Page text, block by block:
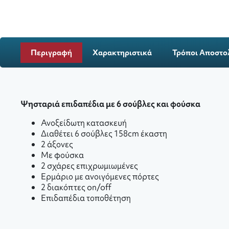
Περιγραφή Χαρακτηριστικά Τρόποι
Ψησταριά επιδαπέδια με 6 σούβλες και φούσκα
Ανοξείδωτη κατασκευή
Διαθέτει 6 σούβλες 158cm έκαστη
2 άξονες
Με φούσκα
2 σχάρες επιχρωμιωμένες
Ερμάριο με ανοιγόμενες πόρτες
2 διακόπτες on/off
Επιδαπέδια τοποθέτηση